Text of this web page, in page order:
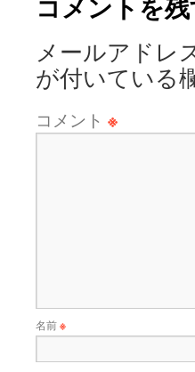
メールアドレ
が付いている
コメント ※
名前※